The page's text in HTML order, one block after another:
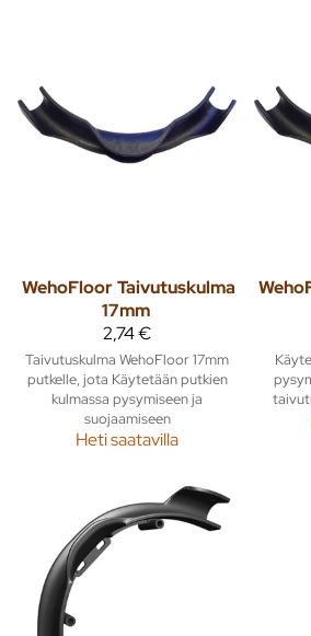
WehoFloor Taivutuskulma
17mm
2,74 €
Taivutuskulma WehoFloor 17mm
putkelle, jota Käytetään putkien
kulmassa pysymiseen ja
suojaamiseen
Heti saatavilla